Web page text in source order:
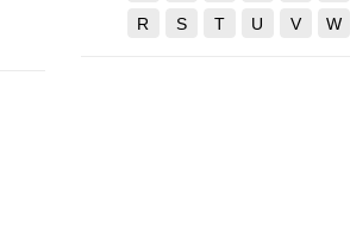
R
S T U V W